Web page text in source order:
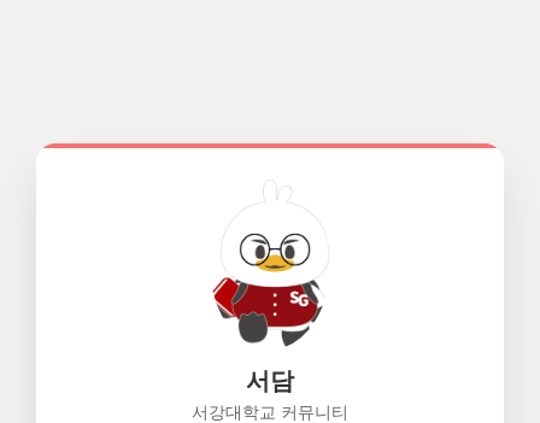
서담
서강대학교 커뮤니티